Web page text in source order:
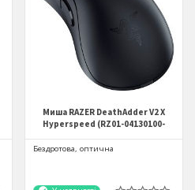
Миша RAZER DeathAdder V2 X
Hyperspeed (RZ01-04130100-
Бездротова, оптична